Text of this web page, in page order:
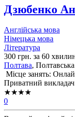
Дзюбенко
Англійська мова
Німецька мова
Література
300 грн. за 60
Полтава,
Місце занять:
Приватний викладач
★★★★
0